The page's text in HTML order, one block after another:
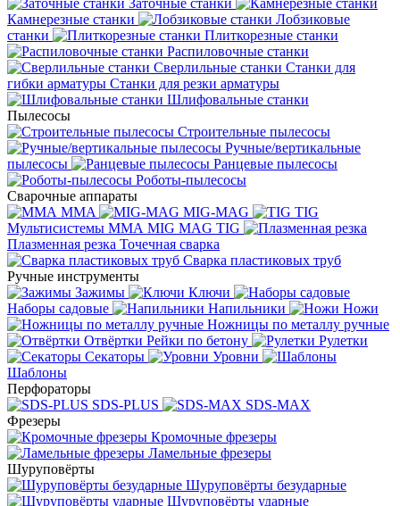
Заточные станки
Камнерезные станки
Лобзиковые
станки
Плиткорезные станки
Распиловочные станки
Сверлильные станки Станки для
гибки арматуры Станки для резки арматуры
Шлифовальные станки
Пылесосы
Строительные пылесосы
Ручные/вертикальные
пылесосы
Ранцевые пылесосы
Роботы-пылесосы
Сварочные аппараты
MMA
MIG-MAG
TIG
Мультисистемы ММА MIG MAG TIG
Плазменная резка Точечная сварка
Cварка пластиковых труб
Ручные инструменты
Зажимы
Ключи
Наборы садовые
Напильники
Ножи
Ножницы по металлу ручные
Отвёртки Рейки по бетону
Рулетки
Секаторы
Уровни
Шаблоны
Перфораторы
SDS-PLUS
SDS-MAX
Фрезеры
Кромочные фрезеры
Ламельные фрезеры
Шуруповёрты
Шуруповёрты безударные
Шуруповёрты ударные